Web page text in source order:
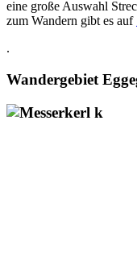
eine große Auswahl
zum Wandern gibt es auf
.
Wandergebiet